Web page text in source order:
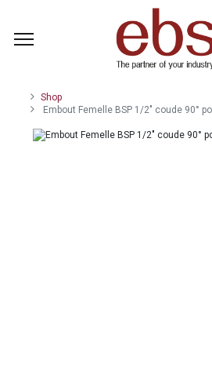
Shop
Embout Femelle BSP 1/2" coude 90°